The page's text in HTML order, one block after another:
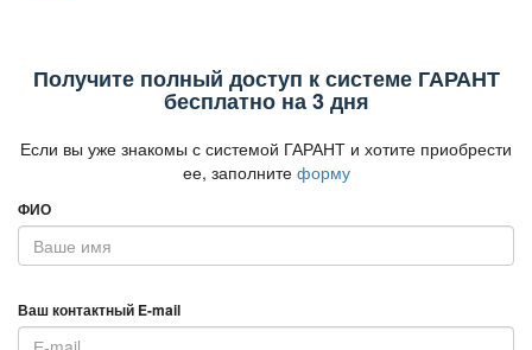
Получите полный доступ к системе ГАРАНТ
есплатно на 3 дня
Если вы уже знакомы с системой ГАРАНТ и хотите приобрести
ее, заполните форму
ФИО
аш контактный E-mail